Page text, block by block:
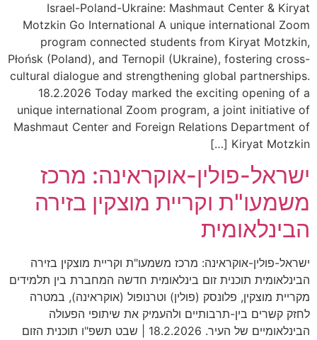
Israel-Poland-Ukraine: Mashmaut Center &
Motzkin Go International A unique international
program connected students from Kiryat
Płońsk (Poland), and Ternopil (Ukraine), fostering
cultural dialogue and strengthening global
18.2.2026 Today marked the exciting opening
unique international Zoom program, a joint initiative
Mashmaut Center and Foreign Relations Department
Kiryat Motzkin
פולין-אוקראינה: מרכז
וקריית מוצקין בזירה
פולין-אוקראינה: מרכז משמעו"ת וקריית מוצקין בזירה
תוכנית זום בינלאומית חדשה המחברת בין תלמידים
מוצקין, פלונסק (פולין) וטרנופול (אוקראינה), במטרה
קשרים בין-תרבותיים ולהעמיק את שיתופי הפעולה
הבינלאומיים של העיר. 18.2.2026 | שבט תשפ"ו תוכנית הזום